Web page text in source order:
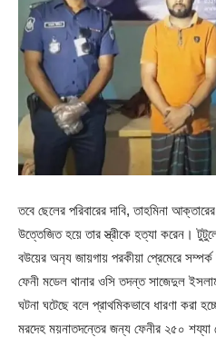
তবে ছেলের পরিবারের দাবি, তাহমিনা
উত্তেজিত হয়ে তার স্ত্রীকে হত্যা করেন।
বউয়ের অন‌্য জায়গায় পরকীয়া প্রেমেরে
ফেনী মডেল থানার ওসি তদন্ত সাজেদুল
ঘটনা ঘটেছে বলে প্রাথমিকভাবে ধারণা করা
মরদেহ ময়নাতদন্তের জন্য ফেনীর ২৫০ শয্যা